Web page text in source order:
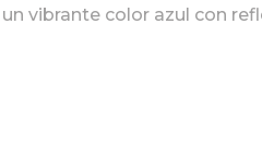
vibrante color azul con